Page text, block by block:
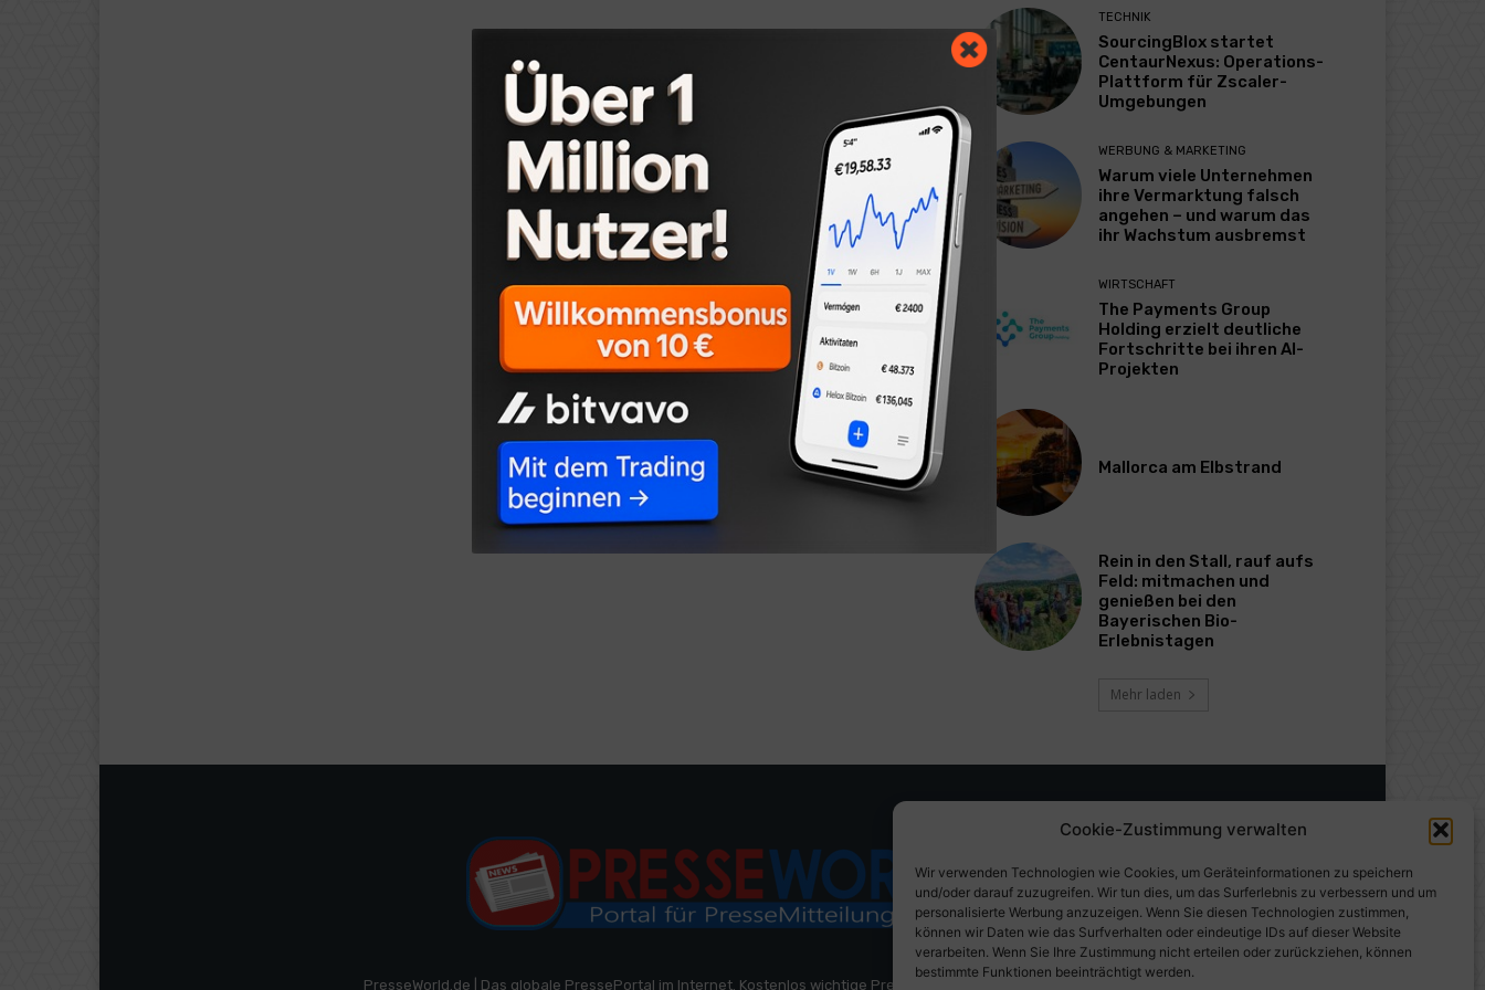
Cookie-Zustimmung verwalten
Wir verwenden Technologien wie Cookies, um Geräteinformationen zu speichern
und/oder darauf zuzugreifen. Wir tun dies, um das Surferlebnis zu verbessern und um
personalisierte Werbung anzuzeigen. Wenn Sie diesen Technologien zustimmen,
können wir Daten wie das Surfverhalten oder eindeutige IDs auf dieser Website
verarbeiten. Wenn Sie Ihre Zustimmung nicht erteilen oder zurückziehen, können
bestimmte Funktionen beeinträchtigt werden.
TECHNIK
SourcingBlox startet
CentaurNexus: Operations-
Plattform für Zscaler-
Umgebungen
WERBUNG & MARKETING
Warum viele Unternehmen
ihre Vermarktung falsch
angehen – und warum das
ihr Wachstum ausbremst
WIRTSCHAFT
The Payments Group
Holding erzielt deutliche
Fortschritte bei ihren AI-
Projekten
Mallorca am Elbstrand
Rein in den Stall, rauf aufs
Feld: mitmachen und
genießen bei den
Bayerischen Bio-
Erlebnistagen
Mehr laden
PresseWorld.de | Das globale PressePortal im Internet. Kostenlos wichtige PresseMitteilungen auf PresseWorld